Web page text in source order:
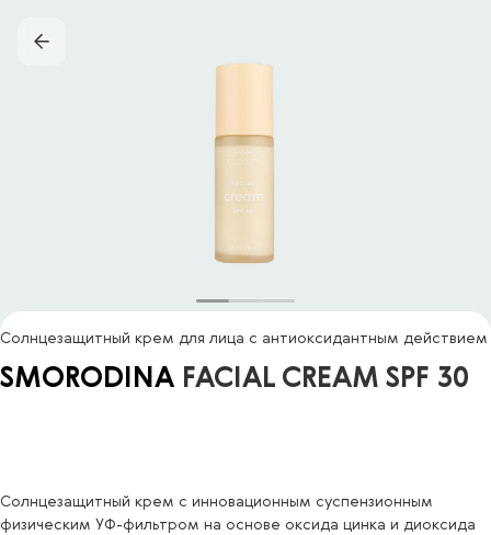
Солнцезащитный крем для лица c антиоксидантным действием
SMORODINA FACIAL CREAM SPF 30
Солнцезащитный крем с инновационным суспензионным
физическим УФ-фильтром на основе оксида цинка и диоксида